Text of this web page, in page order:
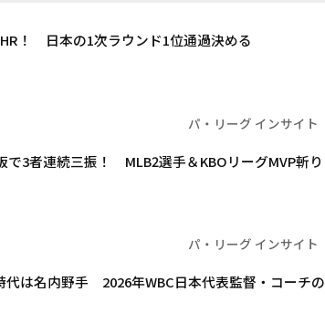
！ 日本の1次ラウンド1位通過決める
パ・リーグ インサイト
で3者連続三振！ MLB2選手＆KBOリーグMVP斬り
パ・リーグ インサイト
代は名内野手 2026年WBC日本代表監督・コーチの